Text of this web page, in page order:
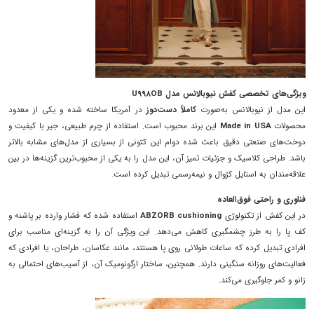
ویژگی‌های تخصصی کفش نیوبالانس مدل U998OB
این مدل از نیوبالانس به‌صورتکاملاً دست‌دوز در آمریکا ساخته شده و یکی از معدود
محصولاتMade in USA این برند محبوب است. استفاده از چرم طبیعی، جیر با کیفیت و
دوخت‌های صنعتی دقیق باعث شده دوام این کتونی از بسیاری از مدل‌های مشابه بالاتر
باشد. طراحی کلاسیک و جزئیات تمیز آن، این مدل را به یکی از محبوب‌ترین گزینه‌ها در بین
علاقه‌مندان به استایل کژوال و نیمه‌رسمی تبدیل کرده است.
فناوری و راحتی فوق‌العاده
در این کفش از تکنولوژی ABZORB cushioning استفاده شده که فشار وارده بر پاشنه و
کف پا را به طرز چشمگیری کاهش می‌دهد. این ویژگی آن را به گزینه‌ای مناسب برای
افرادی تبدیل کرده که ساعات طولانی روی پا هستند، مانند عکاسان، طراحان، یا افرادی که
فعالیت‌های روزانه سنگینی دارند. همچنین، ساختار ارگونومیک آن، از آسیب‌های احتمالی به
زانو و کمر جلوگیری می‌کند.